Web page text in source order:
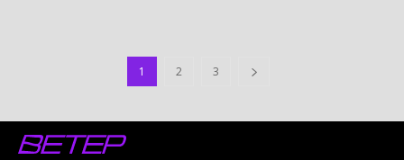
1 2 3